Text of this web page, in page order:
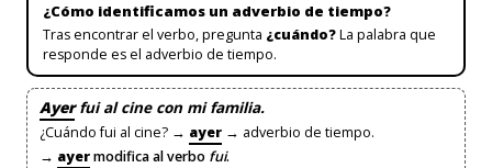
¿Cómo identificamos un adverbio de tiempo?
Tras encontrar el verbo, pregunta ¿cuándo?La palabra que
responde es el adverbio de tiempo.
Ayerfui al cine con mi familia.
¿Cuándo fui al cine? → ayer → adverbio de tiempo.
→ ayermodifica al verbo fui.